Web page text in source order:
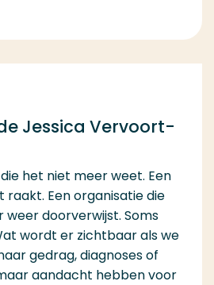
Jessica Vervoort-
het niet meer weet. Een
Een organisatie die
doorverwijst. Soms
wordt er zichtbaar als we
gedrag, diagnoses of
aandacht hebben voor